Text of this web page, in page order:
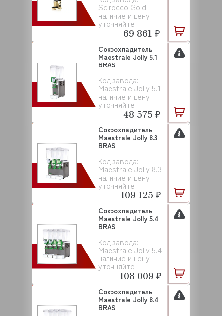
Scirocco Gold
наличие и цену
уточняйте
69 861 ₽
Код завода:
Maestrale Jolly 5.1
наличие и цену
уточняйте
Сокоохладитель
Maestrale Jolly 5.1
BRAS
48 575 ₽
Код завода:
Maestrale Jolly 8.3
наличие и цену
уточняйте
Сокоохладитель
Maestrale Jolly 8.3
BRAS
109 125 ₽
Код завода:
Maestrale Jolly 5.4
наличие и цену
уточняйте
Сокоохладитель
Maestrale Jolly 5.4
BRAS
108 009 ₽
Сокоохладитель
Maestrale Jolly 8.4
BRAS